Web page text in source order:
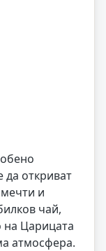
да откриват
и
чай,
Царицата
атмосфера.